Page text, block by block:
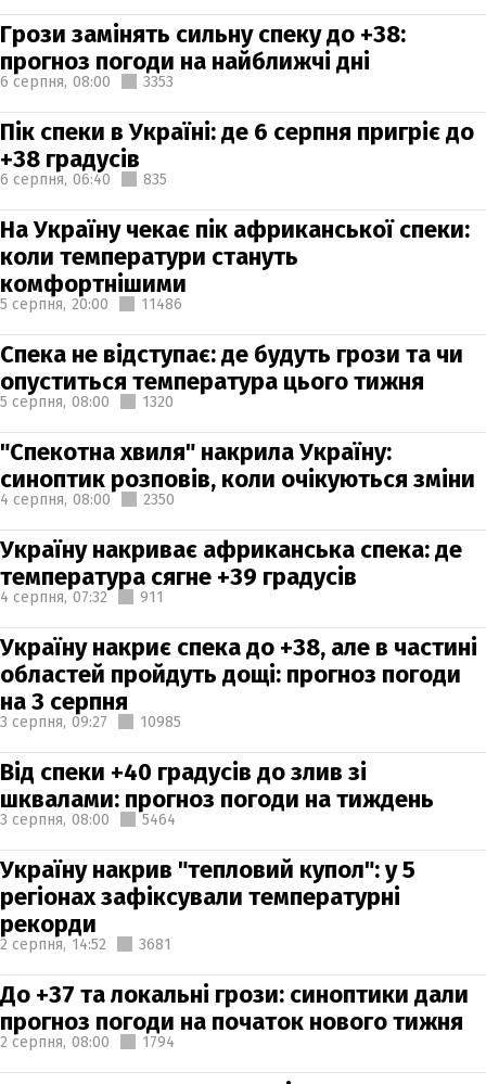
Грози замінять сильну спеку до +38:
прогноз погоди на найближчі дні
6 серпня, 08:00 3353
Пік спеки в Україні: де 6 серпня пригріє до
+38 градусів
6 серпня, 06:40 835
На Україну чекає пік африканської спеки:
коли температури стануть
комфортнішими
5 серпня, 20:00 11486
Спека не відступає: де будуть грози та чи
опуститься температура цього тижня
5 серпня, 08:00 1320
"Спекотна хвиля" накрила Україну:
синоптик розповів, коли очікуються зміни
4 серпня, 08:00 2350
Україну накриває африканська спека: де
температура сягне +39 градусів
4 серпня, 07:32 911
Україну накриє спека до +38, але в частині
областей пройдуть дощі: прогноз погоди
на 3 серпня
3 серпня, 09:27 10985
Від спеки +40 градусів до злив зі
шквалами: прогноз погоди на тиждень
3 серпня, 08:00 5464
Україну накрив "тепловий купол": у 5
регіонах зафіксували температурні
рекорди
2 серпня, 14:52 3681
До +37 та локальні грози: синоптики дали
прогноз погоди на початок нового тижня
2 серпня, 08:00 1794